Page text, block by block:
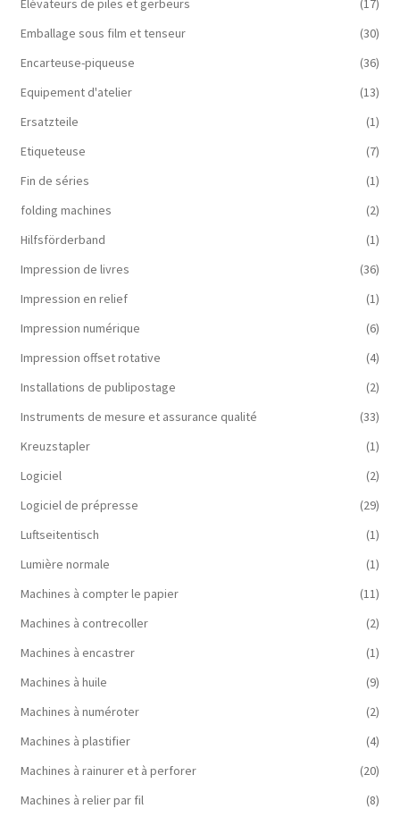
Elévateurs de piles et gerbeurs
(17)
Emballage sous film et tenseur
(30)
Encarteuse-piqueuse
(36)
Equipement d'atelier
(13)
Ersatzteile
(1)
Etiqueteuse
(7)
Fin de séries
(1)
folding machines
(2)
Hilfsförderband
(1)
Impression de livres
(36)
Impression en relief
(1)
Impression numérique
(6)
Impression offset rotative
(4)
Installations de publipostage
(2)
Instruments de mesure et assurance qualité
(33)
Kreuzstapler
(1)
Logiciel
(2)
Logiciel de prépresse
(29)
Luftseitentisch
(1)
Lumière normale
(1)
Machines à compter le papier
(11)
Machines à contrecoller
(2)
Machines à encastrer
(1)
Machines à huile
(9)
Machines à numéroter
(2)
Machines à plastifier
(4)
Machines à rainurer et à perforer
(20)
Machines à relier par fil
(8)